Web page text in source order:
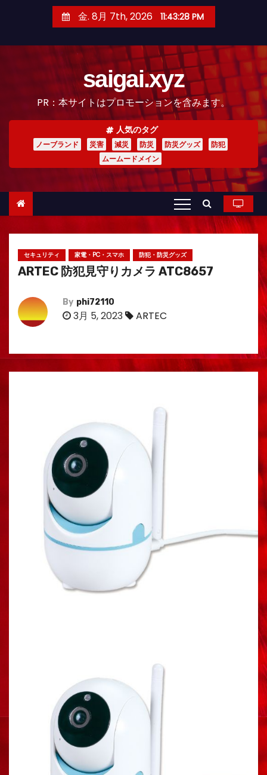
金. 8月 7th, 2026 11:43:29 PM
saigai.xyz
PR：本サイトはプロモーションを含みます。
人気のタグ
ノーブランド 災害 減災 防災 防災グッズ
防犯
ムームードメイン
セキュリティ 家電・PC・スマホ 防犯・防災グッズ
ARTEC 防犯見守りカメラ ATC8657
By phi72110
3月 5, 2023 ARTEC